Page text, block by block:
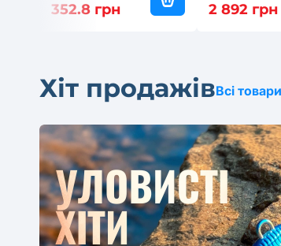
2 892 грн
352.8 грн
Хіт продажівВсі товари